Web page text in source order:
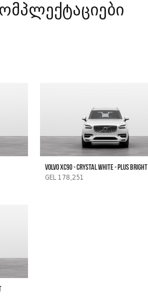
Volvo xc90 - crystal white - plus bright
GEL 178,251